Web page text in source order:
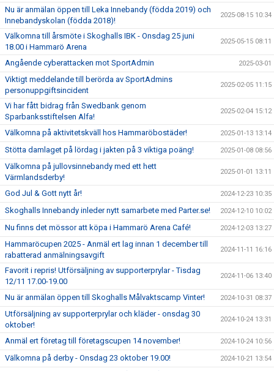
Nu är anmälan öppen till Leka Innebandy (födda 2019) och
Innebandyskolan (födda 2018)!
2025-08-15 10:34
Välkomna till årsmöte i Skoghalls IBK - Onsdag 25 juni
18.00 i Hammarö Arena
2025-05-15 08:11
Angående cyberattacken mot SportAdmin 2025-03-01
Viktigt meddelande till berörda av SportAdmins
personuppgiftsincident
2025-02-05 11:15
Vi har fått bidrag från Swedbank genom
Sparbanksstiftelsen Alfa!
2025-02-04 15:12
Välkomna på aktivitetskväll hos Hammaröbostäder! 2025-01-13 13:14
Stötta damlaget på lördag i jakten på 3 viktiga poäng! 2025-01-08 08:56
Välkomna på jullovsinnebandy med ett hett
Värmlandsderby!
2025-01-01 13:11
God Jul & Gott nytt år! 2024-12-23 10:35
Skoghalls Innebandy inleder nytt samarbete med Parter.se! 2024-12-10 10:02
Nu finns det mössor att köpa i Hammarö Arena Café! 2024-12-03 13:27
Hammaröcupen 2025 - Anmäl ert lag innan 1 december till
rabatterad anmälningsavgift
2024-11-11 16:16
Favorit i repris! Utförsäljning av supporterprylar - Tisdag
12/11 17.00-19.00
2024-11-06 13:40
Nu är anmälan öppen till Skoghalls Målvaktscamp Vinter! 2024-10-31 08:37
Utförsäljning av supporterprylar och kläder - onsdag 30
oktober!
2024-10-24 13:31
Anmäl ert företag till företagscupen 14 november! 2024-10-24 10:56
Välkomna på derby - Onsdag 23 oktober 19.00! 2024-10-21 13:54